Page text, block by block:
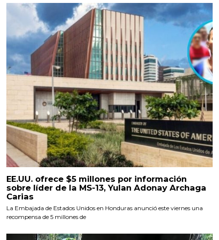
EE.UU. ofrece $5 millones por información
sobre líder de la MS-13, Yulan Adonay Archaga
Carias
La Embajada de Estados Unidos en Honduras anunció este viernes una
recompensa de 5 millones de